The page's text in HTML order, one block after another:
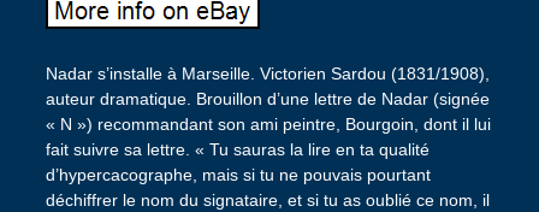
Nadar s’installe à Marseille. Victorien Sardou (1831/1908),
auteur dramatique. Brouillon d’une lettre de Nadar (signée
« N ») recommandant son ami peintre, Bourgoin, dont il lui
fait suivre sa lettre. « Tu sauras la lire en ta qualité
d’hypercacographe, mais si tu ne pouvais pourtant
déchiffrer le nom du signataire, et si tu as oublié ce nom, il